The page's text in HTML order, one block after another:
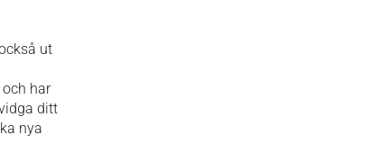
ut
har
ditt
nya